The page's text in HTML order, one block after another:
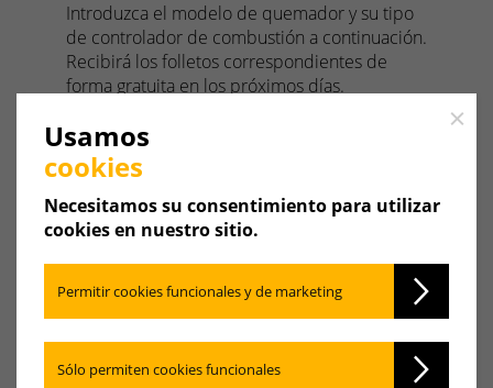
Introduzca el modelo de quemador y su tipo
de controlador de combustión a continuación.
Recibirá los folletos correspondientes de
forma gratuita en los próximos días.
Empresa
Tratamiento
Anrede
Close
Usamos
cookies
Necesitamos su consentimiento para utilizar
cookies en nuestro sitio.
Permitir cookies funcionales y de marketing
Sólo permiten cookies funcionales